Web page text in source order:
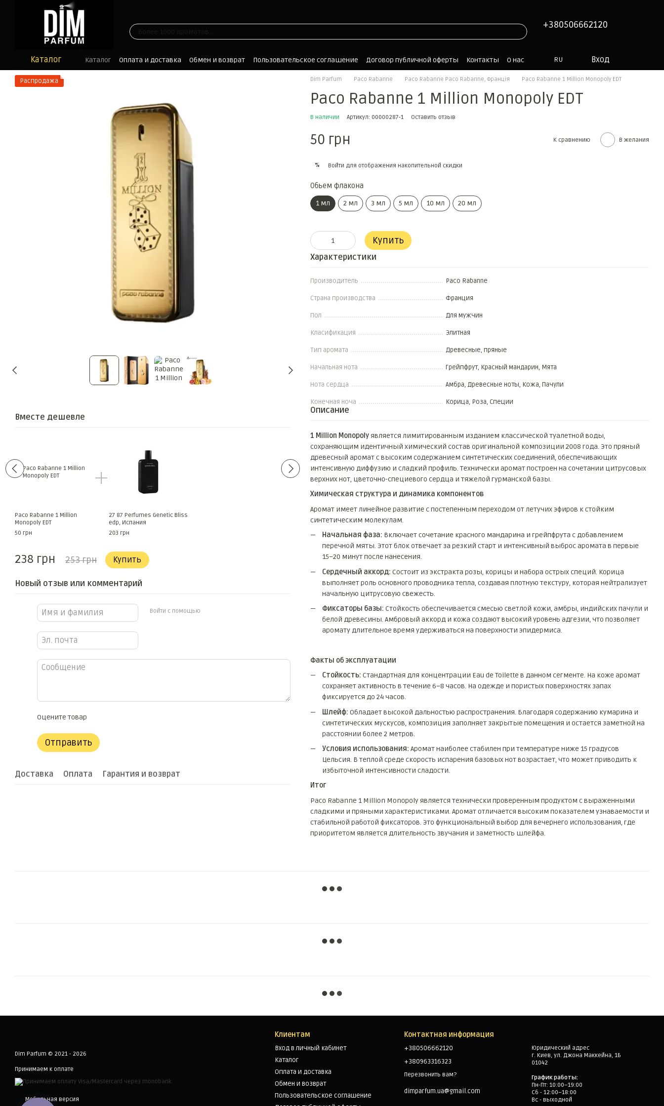
Перейти к основному контенту
+380506662120
Каталог Каталог Оплата и доставка Обмен и возврат Пользовательское соглашение Договор публичной оферты Контакты
О нас
Отзывы
Блог
RU Вход
Распродажа
Вместе дешевле
Paco Rabanne 1 Million
Monopoly EDT
50 грн
27 87 Perfumes Genetic Bliss
edp, Испания
203 грн
238 грн 253 грн Купить
Monopoly EDT
Parfum
270 грн
301 грн 320 грн Купить
Новый отзыв или комментарий
Войти с помощью
Оцените товар
Отправить
Доставка Оплата Гарантия и возврат
Dim Parfum Paco Rabanne Paco Rabanne Paco Rabanne, Франція Paco Rabanne 1 Million Monopoly EDT
Paco Rabanne 1 Million Monopoly EDT
В наличии Артикул: 00000287-1 Оставить отзыв
50 грн К сравнению В желания
% Войти для отображения накопительной скидки
Обьем флакона
1 мл 2 мл 3 мл 5 мл 10 мл 20 мл
Купить
Характеристики
Производитель Paco Rabanne
Страна производства Франция
Пол Для мужчин
Класификация Элитная
Тип аромата Древесные, пряные
Начальная нота Грейпфрут, Красный мандарин, Мята
Нота сердца Амбра, Древесные ноты, Кожа, Пачули
Конечная ноча Корица, Роза, Специи
Описание
1 Million Monopolyявляется лимитированным изданием классической туалетной воды,
сохраняющим идентичный химический состав оригинальной композиции 2008 года. Это пряный
древесный аромат с высоким содержанием синтетических соединений, обеспечивающих
интенсивную диффузию и сладкий профиль. Технически аромат построен на сочетании цитрусовых
верхних нот, цветочно-специевого сердца и тяжелой гурманской базы.
Химическая структура и динамика компонентов
Аромат имеет линейное развитие с постепенным переходом от летучих эфиров к стойким
синтетическим молекулам.
Начальная фаза: Включает сочетание красного мандарина и грейпфрута с добавлением
перечной мяты. Этот блок отвечает за резкий старт и интенсивный выброс аромата в первые
15–20 минут после нанесения.
Сердечный аккорд: Состоит из экстракта розы, корицы и набора острых специй. Корица
выполняет роль основного проводника тепла, создавая плотную текстуру, которая нейтрализует
начальную цитрусовую свежесть.
Фиксаторы базы: Стойкость обеспечивается смесью светлой кожи, амбры, индийских пачули и
белой древесины. Амбровый аккорд и кожа создают высокий уровень адгезии, что позволяет
аромату длительное время удерживаться на поверхности эпидермиса.
Факты об эксплуатации
Стойкость: Стандартная для концентрации Eau de Toilette в данном сегменте. На коже аромат
сохраняет активность в течение 6–8 часов. На одежде и пористых поверхностях запах
фиксируется до 24 часов.
Шлейф: Обладает высокой дальностью распространения. Благодаря содержанию кумарина и
синтетических мускусов, композиция заполняет закрытые помещения и остается заметной на
расстоянии более 2 метров.
Условия использования: Аромат наиболее стабилен при температуре ниже 15 градусов
Цельсия. В теплой среде скорость испарения базовых нот возрастает, что может приводить к
избыточной интенсивности сладости.
Итог
Paco Rabanne 1 Million Monopoly является технически проверенным продуктом с выраженными
сладкими и пряными характеристиками. Аромат отличается высоким показателем узнаваемости и
стабильной работой фиксаторов. Это функциональный выбор для вечернего использования, где
приоритетом является длительность звучания и заметность шлейфа.
Dim Parfum © 2021 - 2026
Принимаем к оплате
Мобильная версия
Клиентам
Вход в личный кабинет
Каталог
Оплата и доставка
Обмен и возврат
Пользовательское соглашение
Контактная информация
+380506662120
+380963316323
Перезвонить вам?
dimparfum.ua@gmail.com
Юридический адрес
г. Киев, ул. Джона Маккейна, 1Б
01042
График работы:
Пн-Пт: 10:00–19:00
Сб - 12:00–18:00
Вс - выходной